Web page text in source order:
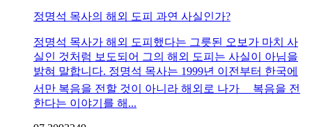
정명석 목사의 해외 도피 과연 사실인가?
정명석 목사가 해외 도피했다는 그릇된 오보가 마치 사
실인 것처럼 보도되어 그의 해외 도피는 사실이 아님을
밝혀 말합니다. 정명석 목사는 1999년 이전부터 한국에
서만 복음을 전할 것이 아니라 해외로 나가 ﾠ복음을 전
한다는 이야기를 해...